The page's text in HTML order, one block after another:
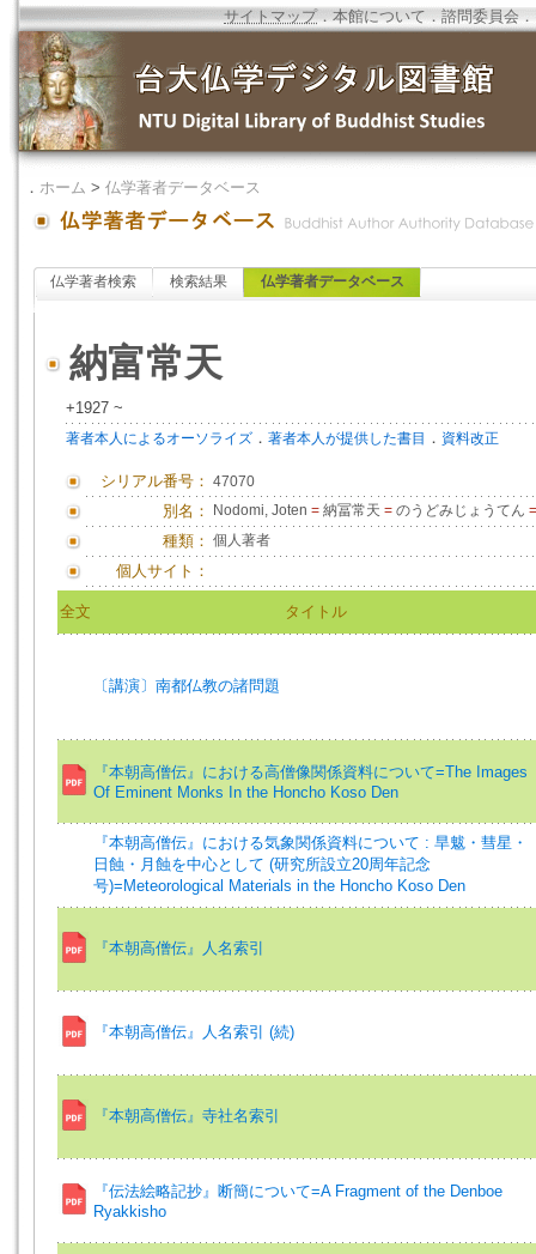
サイトマップ．本館について ．諮問委員会 ．
． ホーム > 仏学著者データベース
仏学著者検索 検索結果 仏学著者データベース
納富常天
+1927 ~
著者本人によるオーソライズ ． 著者本人が提供した書目 ． 資料改正
シリアル番号： 47070
別名： Nodomi, Joten = 納冨常天 = のうどみじょうてん =
種類： 個人著者
個人サイト：
全文 タイトル
〔講演〕南都仏教の諸問題
『本朝高僧伝』における高僧像関係資料について=The Images
Of Eminent Monks In the Honcho Koso Den
『本朝高僧伝』における気象関係資料について : 旱魃・彗星・
日蝕・月蝕を中心として (研究所設立20周年記念
号)=Meteorological Materials in the Honcho Koso Den
『本朝高僧伝』人名索引
『本朝高僧伝』人名索引 (続)
『本朝高僧伝』寺社名索引
『伝法絵略記抄』断簡について=A Fragment of the Denboe
Ryakkisho